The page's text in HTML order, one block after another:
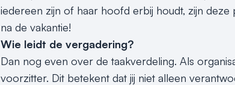
iedereen zijn of haar hoofd erbij houdt, zijn
na de vakantie!
Wie leidt de vergadering?
Dan nog even over de taakverdeling. Als
voorzitter. Dit betekent dat jij niet alleen